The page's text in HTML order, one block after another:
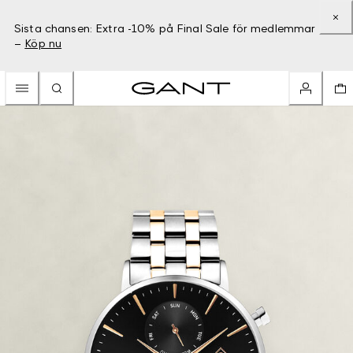
Sista chansen: Extra -10% på Final Sale för medlemmar
– Köp nu